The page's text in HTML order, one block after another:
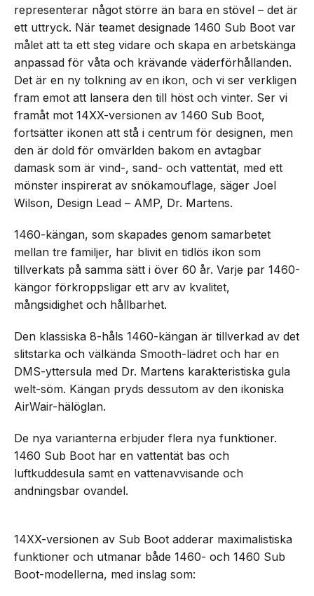
representerar något större än bara en stövel – det är
ett uttryck. När teamet designade 1460 Sub Boot var
målet att ta ett steg vidare och skapa en arbetskänga
anpassad för våta och krävande väderförhållanden.
Det är en ny tolkning av en ikon, och vi ser verkligen
fram emot att lansera den till höst och vinter. Ser vi
framåt mot 14XX-versionen av 1460 Sub Boot,
fortsätter ikonen att stå i centrum för designen, men
den är dold för omvärlden bakom en avtagbar
damask som är vind-, sand- och vattentät, med ett
mönster inspirerat av snökamouflage, säger Joel
Wilson, Design Lead – AMP, Dr. Martens.
1460-kängan, som skapades genom samarbetet
mellan tre familjer, har blivit en tidlös ikon som
tillverkats på samma sätt i över 60 år. Varje par 1460-
kängor förkroppsligar ett arv av kvalitet,
mångsidighet och hållbarhet.
Den klassiska 8-håls 1460-kängan är tillverkad av det
slitstarka och välkända Smooth-lädret och har en
DMS-yttersula med Dr. Martens karakteristiska gula
welt-söm. Kängan pryds dessutom av den ikoniska
AirWair-hälöglan.
De nya varianterna erbjuder flera nya funktioner.
1460 Sub Boot har en vattentät bas och
luftkuddesula samt en vattenavvisande och
andningsbar ovandel.
14XX-versionen av Sub Boot adderar maximalistiska
funktioner och utmanar både 1460- och 1460 Sub
Boot-modellerna, med inslag som: